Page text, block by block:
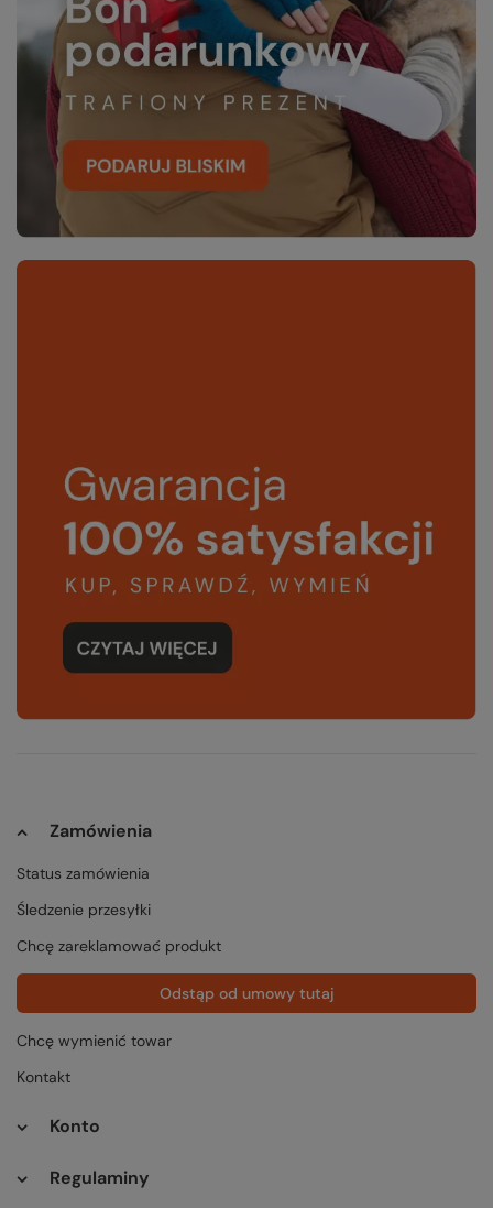
Zamówienia
Status zamówienia
Śledzenie przesyłki
Chcę zareklamować produkt
Odstąp od umowy tutaj
Chcę wymienić towar
Kontakt
Konto
Regulaminy